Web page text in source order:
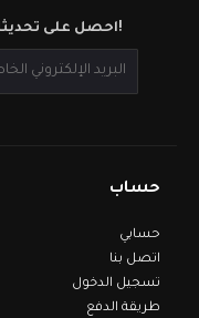
احصل على تحديثات العلامة التجارية والعروض الحصرية!
حساب
حسابي
اتصل بنا
تسجيل الدخول
طريقة الدفع